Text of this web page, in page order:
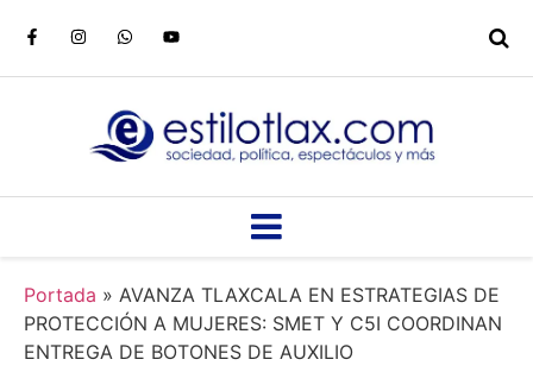
Portada » AVANZA TLAXCALA EN ESTRATEGIAS DE
PROTECCIÓN A MUJERES: SMET Y C5I COORDINAN
ENTREGA DE BOTONES DE AUXILIO